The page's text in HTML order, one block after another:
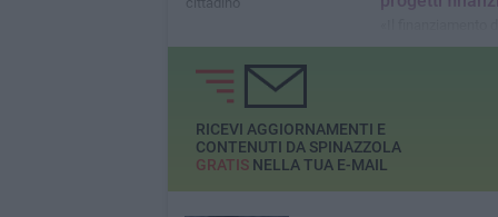
1.100.000 euro
RICEVI AGGIORNAMENTI E
CONTENUTI DA SPINAZZOLA
GRATISNELLA TUA E-MAIL